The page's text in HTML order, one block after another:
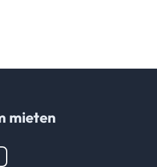
mieten